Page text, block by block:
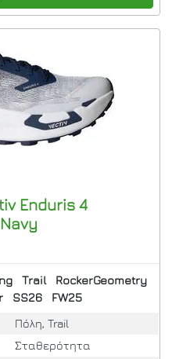
Enduris 4
Trail
RockerGeometry
SS26
FW25
Πόλη, Trail
Σταθερότητα